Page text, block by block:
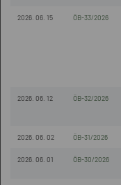
2026. 06. 15 ÖB-33/2026
2026. 06. 12 ÖB-32/2026
2026. 06. 02 ÖB-31/2026
2026. 06. 01 ÖB-30/2026